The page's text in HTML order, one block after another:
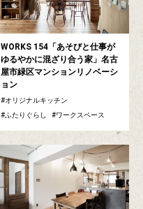
WORKS 154「あそびと仕事が
ゆるやかに混ざり合う家」名古
屋市緑区マンションリノベーシ
ョン
オリジナルキッチン
ふたりぐらし
ワークスペース